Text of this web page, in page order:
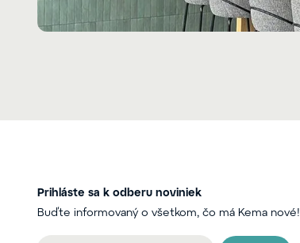
Prihláste sa k odberu noviniek
Buďte informovaný o všetkom, čo má Kema nové!